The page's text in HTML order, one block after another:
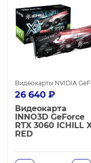
NVIDIA GeForce GTX
Видеокарты NVIDIA
26 640 ₽
Видеокарта
INNO3D GeForce
RTX 3060 ICHILL
RED